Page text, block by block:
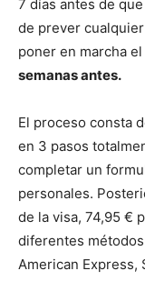
7 días antes de
de prever
poner en marcha
semanas antes.
El proceso consta
en 3 pasos
completar un
personales.
de la visa, 74,95 €
diferentes
American Express,